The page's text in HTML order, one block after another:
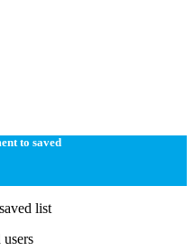
to saved
list